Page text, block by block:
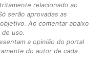
relacionado ao
serão aprovadas as
Ao comentar abaixo
uso.
a opinião do portal
do autor de cada